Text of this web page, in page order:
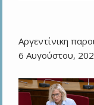
Αργεντίνικη
6 Αυγούστου,